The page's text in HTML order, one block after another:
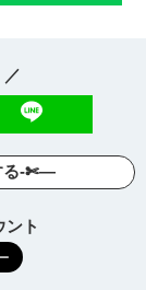
／
る-✄—
ント